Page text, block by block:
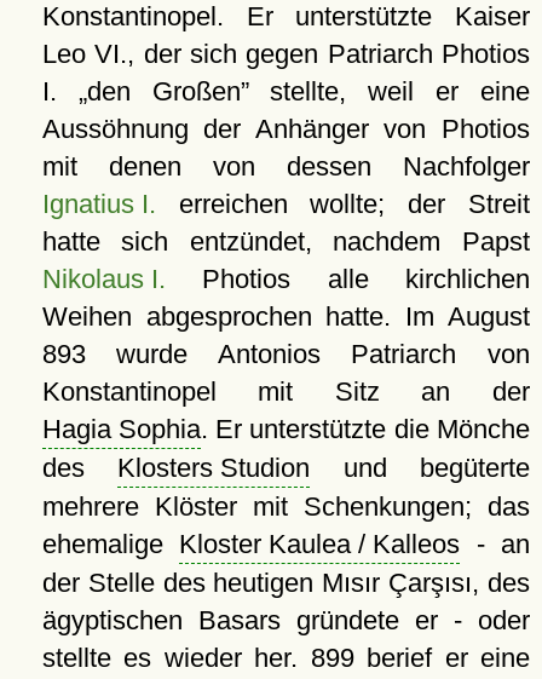
Konstantinopel. Er unterstützte Kaiser
Leo VI., der sich gegen Patriarch Photios
I.
den Großen stellte, weil er eine
Aussöhnung der Anhänger von Photios
mit denen von dessen Nachfolger
Ignatius I. erreichen wollte; der Streit
hatte sich entzündet, nachdem Papst
Nikolaus I. Photios alle kirchlichen
Weihen abgesprochen hatte. Im August
893 wurde Antonios Patriarch von
Konstantinopel mit Sitz an der
Hagia Sophia. Er unterstützte die Mönche
des Klosters Studion und begüterte
mehrere Klöster mit Schenkungen; das
ehemalige Kloster Kaulea / Kalleos - an
der Stelle des heutigen Mısır Çarşısı, des
ägyptischen Basars gründete er - oder
stellte es wieder her. 899 berief er eine